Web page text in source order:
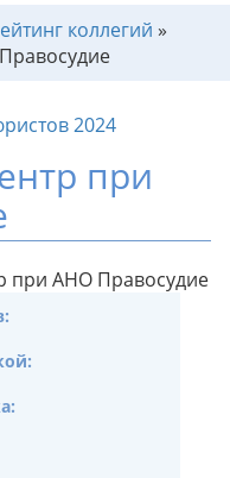
коллегий »
при